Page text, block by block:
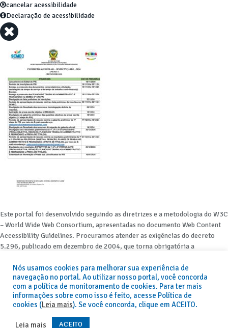
Nós usamos cookies para melhorar sua experiência de
navegação no portal. Ao utilizar nosso portal, você concorda
com a política de monitoramento de cookies. Para ter mais
informações sobre como isso é feito, acesse Política de
cookies (Leia mais). Se você concorda, clique em ACEITO.
Leia mais ACEITO
cancelar acessibilidade
Declaração de acessibilidade
Este portal foi desenvolvido seguindo as diretrizes e a metodologia do W3C
– World Wide Web Consortium, apresentadas no documento Web Content
Accessibility Guidelines. Procuramos atender as exigências do decreto
5.296, publicado em dezembro de 2004, que torna obrigatória a
rede mundial de computadores para o uso das pessoas com necessidades
especiais, garantindo-lhes o pleno acesso aos conteúdos disponíveis.
Além de validações automáticas, foram realizados testes em diversos
navegadores e através do utilitário de acesso a Internet do DOSVOX,
sistema operacional destinado deficientes visuais.